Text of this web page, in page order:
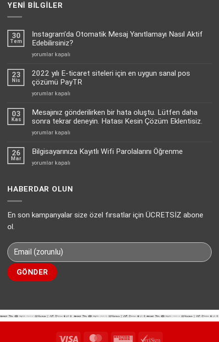
YENI BILGILER
30
Tem
Instagram’da Otomatik Mesaj Yanıtlamayı Nasıl Aktif
Edebilirsiniz?
Instagram’da
Mesaj
Yanıtlamayı
Nasıl
Aktif
için
yorumlar kapalı
23
Nis
2022 yılı E-ticaret siteleri için en uygun sanal pos
çözümü PayTR
2022
E-
için
uygun
için
yorumlar kapalı
03
Kas
Mesajınız gönderilirken bir hata oluştu. Lütfen daha
sonra tekrar deneyin. Hatası Kesin Çözüm Eklentisiz.
Mesajınız
bir
hata
oluştu.
sonra
Hatası
için
yorumlar kapalı
26
Mar
Bilgisayarınıza Kayıtlı Wifi Parolalarını Öğrenme
Bilgisayarınıza
Parolalarını
yorumlar kapalı
HABERDAR OLUN
En son kampanyalar size özel fırsatlar için ÜCRETSİZ abone
ol.
Visa MasterCardWestern